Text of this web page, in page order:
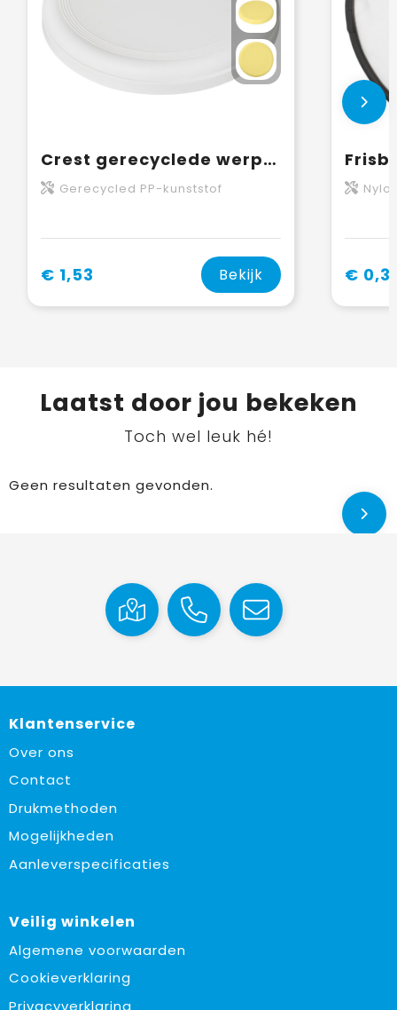
Crest gerecyclede werpschijf
Gerecycled PP-kunststof
€ 1,53 Bekijk €
Laatst door jou bekeken
Toch wel leuk hé!
Geen resultaten gevonden.
Klantenservice
Over ons
Contact
Drukmethoden
Mogelijkheden
Aanleverspecificaties
Veilig winkelen
Algemene voorwaarden
Cookieverklaring
Privacyverklaring